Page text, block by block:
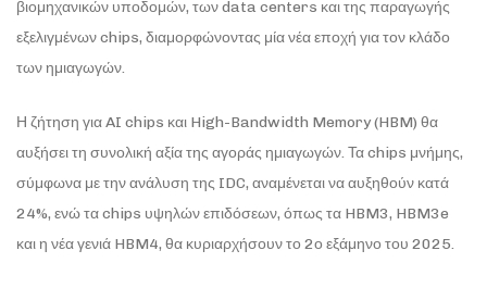
βιομηχανικών υποδομών, των data centers και της παραγωγής
εξελιγμένων chips, διαμορφώνοντας μία νέα εποχή για τον κλάδο
των ημιαγωγών.
Η ζήτηση για AI chips και High-Bandwidth Memory (HBM) θα
αυξήσει τη συνολική αξία της αγοράς ημιαγωγών. Τα chips μνήμης,
σύμφωνα με την ανάλυση της IDC, αναμένεται να αυξηθούν κατά
24%, ενώ τα chips υψηλών επιδόσεων, όπως τα HBM3, HBM3e
και η νέα γενιά HBM4, θα κυριαρχήσουν το 2ο εξάμηνο του 2025.